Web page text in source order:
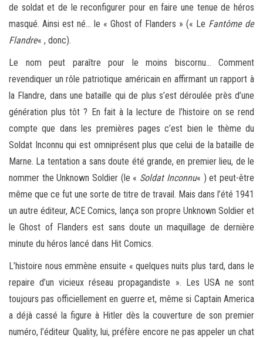
de soldat et de le reconfigurer pour en faire une tenue de héros
masqué. Ainsi est né… le « Ghost of Flanders » (« Le Fantôme de
Flandre« , donc).
Le nom peut paraître pour le moins biscornu… Comment
revendiquer un rôle patriotique américain en affirmant un rapport à
la Flandre, dans une bataille qui de plus s’est déroulée près d’une
génération plus tôt ? En fait à la lecture de l’histoire on se rend
compte que dans les premières pages c’est bien le thème du
Soldat Inconnu qui est omniprésent plus que celui de la bataille de
Marne. La tentation a sans doute été grande, en premier lieu, de le
nommer the Unknown Soldier (le « Soldat Inconnu« ) et peut-être
même que ce fut une sorte de titre de travail. Mais dans l’été 1941
un autre éditeur, ACE Comics, lança son propre Unknown Soldier et
le Ghost of Flanders est sans doute un maquillage de dernière
minute du héros lancé dans Hit Comics.
L’histoire nous emmène ensuite « quelques nuits plus tard, dans le
repaire d’un vicieux réseau propagandiste ». Les USA ne sont
toujours pas officiellement en guerre et, même si Captain America
a déjà cassé la figure à Hitler dès la couverture de son premier
numéro, l’éditeur Quality, lui, préfère encore ne pas appeler un chat